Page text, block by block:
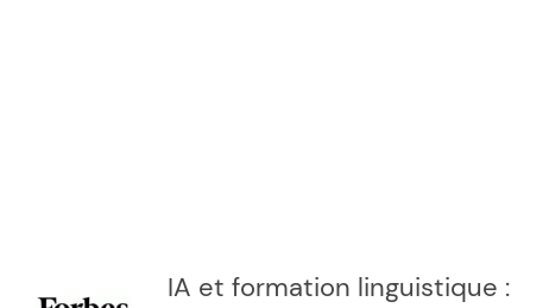
IA et formation linguistique :